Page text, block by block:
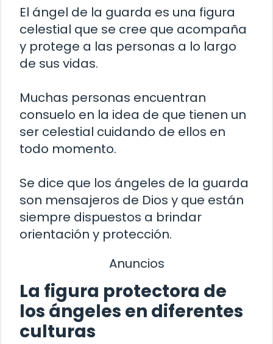
El ángel de la guarda es una figura
celestial que se cree que acompaña
y protege a las personas a lo largo
de sus vidas.
Muchas personas encuentran
consuelo en la idea de que tienen un
ser celestial cuidando de ellos en
todo momento.
Se dice que los ángeles de la guarda
son mensajeros de Dios y que están
siempre dispuestos a brindar
orientación y protección.
Anuncios
La figura protectora de
los ángeles en diferentes
culturas